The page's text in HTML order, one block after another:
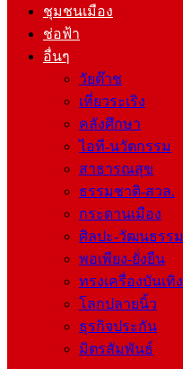
ชุมชนเมือง
ช่อฟ้า
อื่นๆ
วัยต๊าช
เที่ยวระเริง
คลังศึกษา
ไอที-นวัตกรรม
สาธารณสุข
ธรรมชาติ-สวล.
กระดานเมือง
ศิลปะ-วัฒนธรรม
พอเพียง-ยั่งยืน
ทรงเครื่องบันเทิง
โลกปลายนิ้ว
ธุรกิจประกัน
มิตรสัมพันธ์